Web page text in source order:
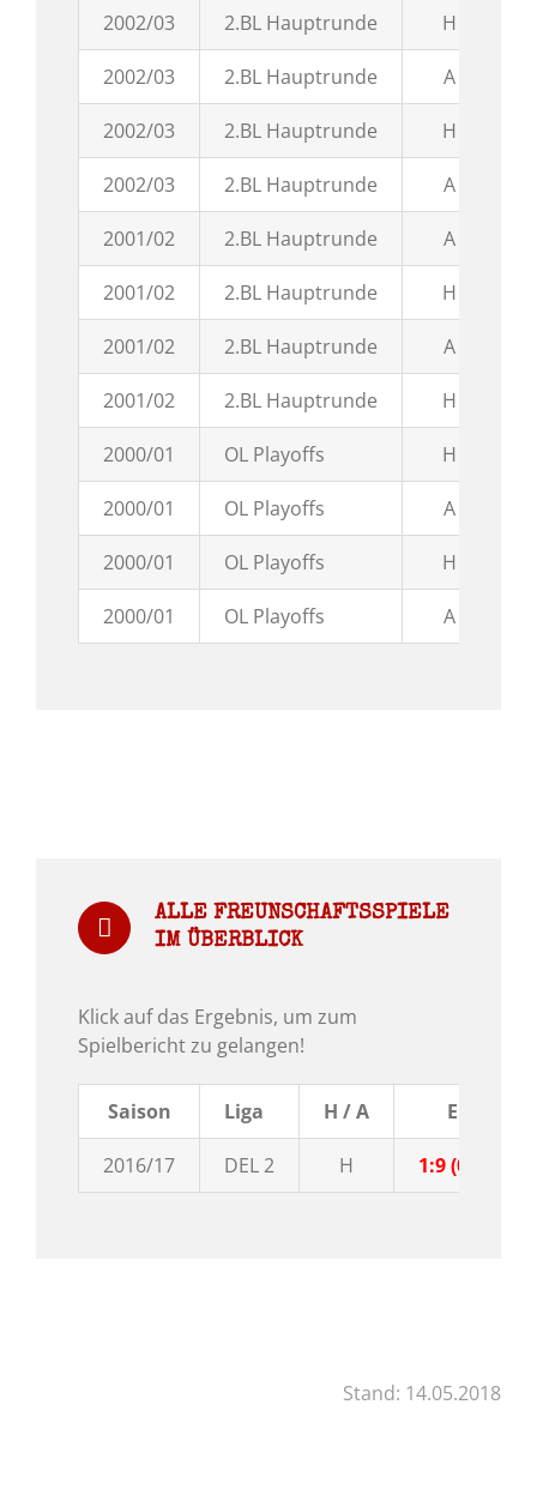
2002/03 2.BL Hauptrunde H
2002/03 2.BL Hauptrunde A
2002/03 2.BL Hauptrunde H
2002/03 2.BL Hauptrunde A
2001/02 2.BL Hauptrunde A
2001/02 2.BL Hauptrunde H
2001/02 2.BL Hauptrunde A
2001/02 2.BL Hauptrunde H
2000/01 OL Playoffs H
2000/01 OL Playoffs A
2000/01 OL Playoffs H
2000/01 OL Playoffs A
ALLE FREUNSCHAFTSSPIELE
IM ÜBERBLICK
Klick auf das Ergebnis, um zum
Spielbericht zu gelangen!
Saison Liga H / A Ergebnis
2016/17 DEL 2 H 1:9
Stand: 14.05.2018